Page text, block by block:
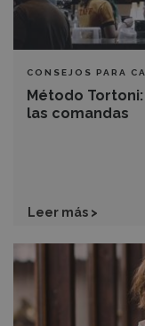
CONSEJOS PARA
BARRA
Método
las comandas
Leer más >
Bartalent
Lab